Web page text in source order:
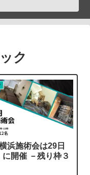
ク
浜施術会は29日
に開催 －残り枠３